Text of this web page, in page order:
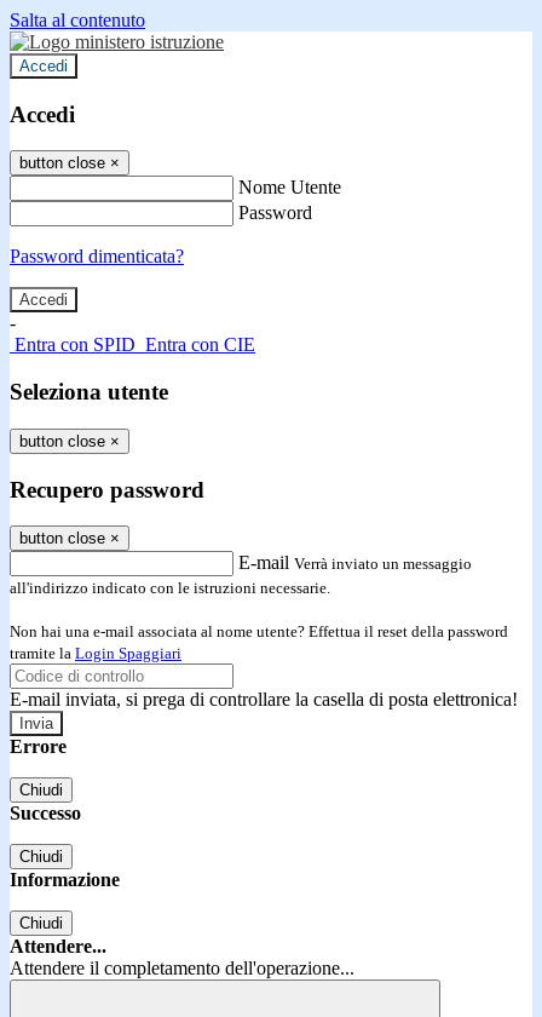
Salta al contenuto
Accedi
Accedi
button close ×
Nome Utente
Password
Password dimenticata?
-
Entra con SPID Entra con CIE
Seleziona utente
button close ×
Recupero password
button close ×
E-mail Verrà inviato un messaggio
all'indirizzo indicato con le istruzioni necessarie.
Non hai una e-mail associata al nome utente? Effettua il reset della password
tramite la Login Spaggiari
E-mail inviata, si prega di controllare la casella di posta elettronica!
Errore
Chiudi
Successo
Chiudi
Informazione
Chiudi
Attendere...
Attendere il completamento dell'operazione...